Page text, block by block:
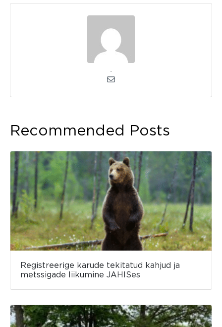
Recommended Posts
Registreerige karude tekitatud kahjud ja
metssigade liikumine JAHISes